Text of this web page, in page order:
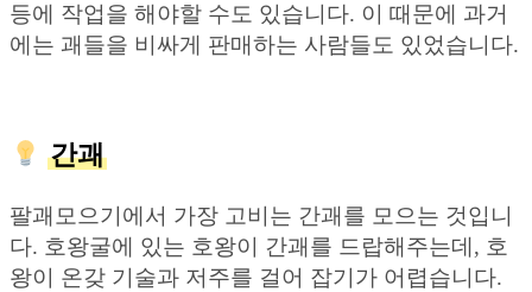
등에 작업을 해야할 수도 있습니다. 이 때문에 과거
에는 괘들을 비싸게 판매하는 사람들도 있었습니다.
간괘
팔괘모으기에서 가장 고비는 간괘를 모으는 것입니
다. 호왕굴에 있는 호왕이 간괘를 드랍해주는데, 호
왕이 온갖 기술과 저주를 걸어 잡기가 어렵습니다.